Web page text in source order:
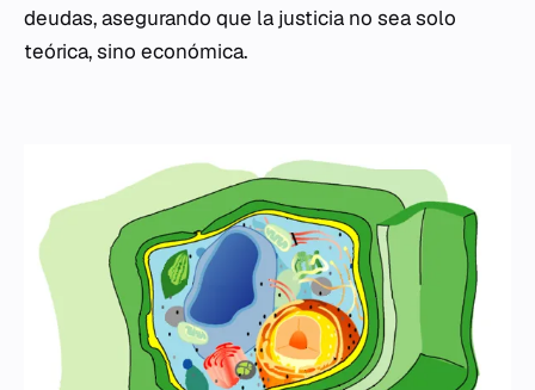
deudas, asegurando que la justicia no sea solo
teórica, sino económica.